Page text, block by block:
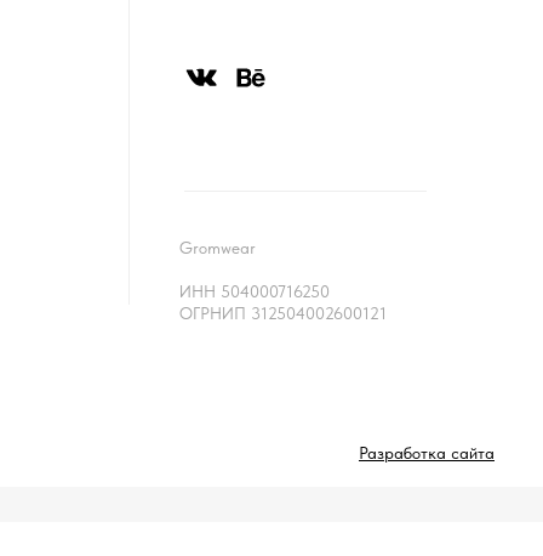
Gromwear
ИНН 504000716250
ОГРНИП 312504002600121
Разработка сайта